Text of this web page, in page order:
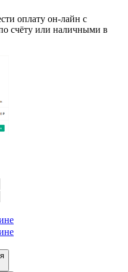
оплату он-лайн с
счёту или наличными в